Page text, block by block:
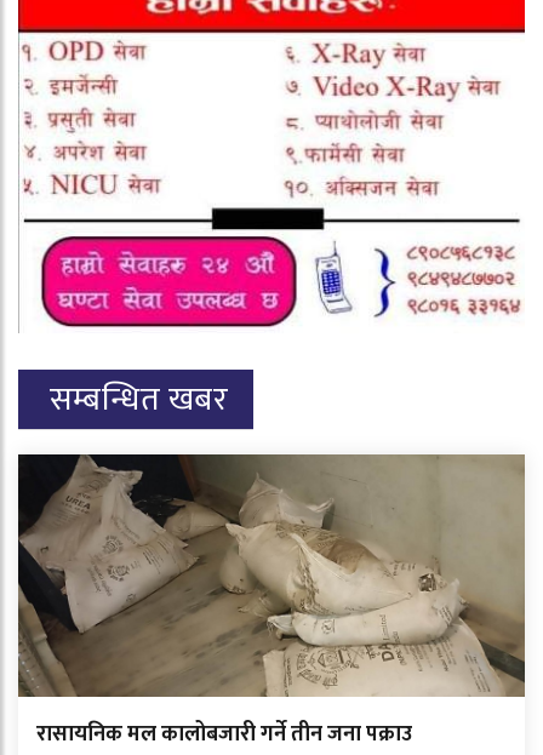
सम्बन्धित खबर
रासायनिक मल कालोबजारी गर्ने तीन जना पक्राउ